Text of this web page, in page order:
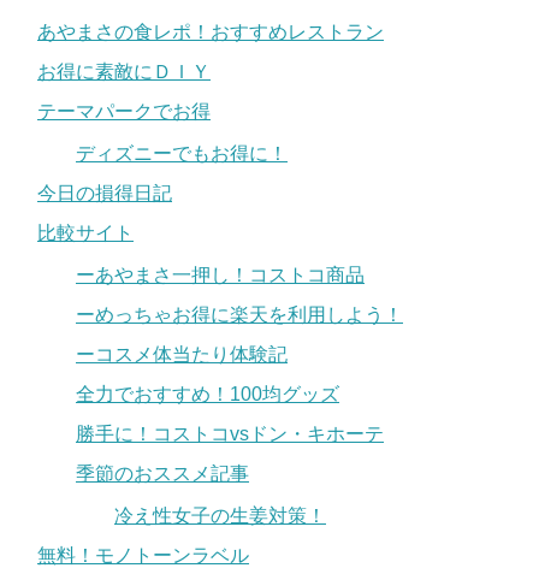
あやまさの食レポ！おすすめレストラン
お得に素敵にＤＩＹ
テーマパークでお得
ディズニーでもお得に！
今日の損得日記
比較サイト
ーあやまさ一押し！コストコ商品
ーめっちゃお得に楽天を利用しよう！
ーコスメ体当たり体験記
全力でおすすめ！100均グッズ
勝手に！コストコvsドン・キホーテ
季節のおススメ記事
冷え性女子の生姜対策！
無料！モノトーンラベル